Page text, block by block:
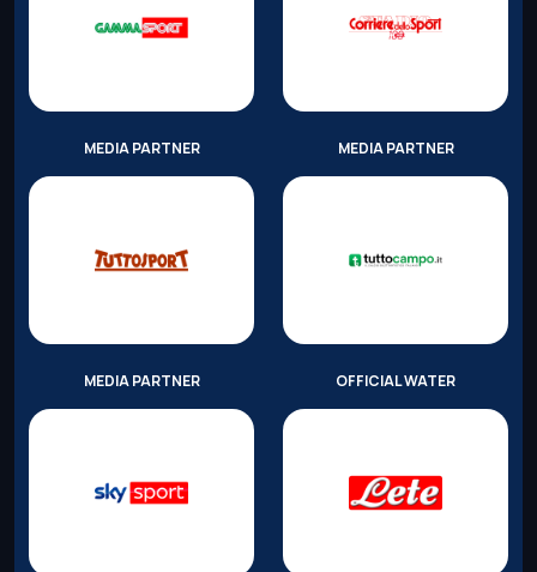
MEDIA PARTNER MEDIA PARTNER
MEDIA PARTNER OFFICIAL WATER